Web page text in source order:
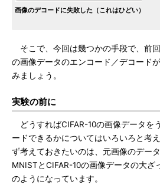
画像のデコードに失敗した（これはひどい）
そこで、今回は幾つかの手段で、前
の画像データのエンコード／デコード
みましょう。
実験の前に
どうすればCIFAR-10の画像データを
ードできるかについてはいろいろと考
ず考えておきたいのは、元画像のデー
MNISTとCIFAR-10の画像データの大ざ
のようになっています。